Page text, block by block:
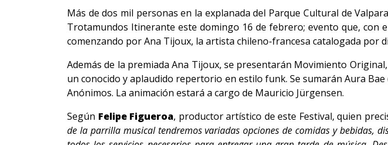
Más de dos mil personas en la explanada del Parque Cultural de
Trotamundos Itinerante este domingo 16 de febrero; evento que, con
comenzando por Ana Tijoux, la artista chileno-francesa catalogada por
Además de la premiada Ana Tijoux, se presentarán Movimiento
un conocido y aplaudido repertorio en estilo funk. Se sumarán Aura
Anónimos. La animación estará a cargo de Mauricio Jürgensen.
Según Felipe Figueroa, productor artístico de este Festival, quien
de la parrilla musical tendremos variadas opciones de comidas y bebidas,